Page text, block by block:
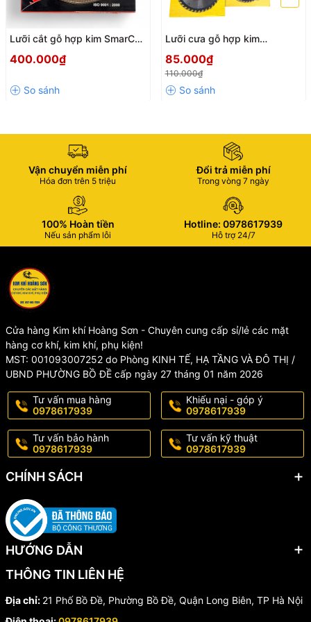
làm hỏng, hoặc qua thời gian sử dụng lâu dài.
#luoicuagoldtol #luoicua #luoicuago #luoicatgo
#luoicuagocongnghiep #luoicuahopkim #luoicatgohopkim
#luoicuadia #luoicatgorangmin #luoicuatron #luoicuabantruot
Lưỡi cắt gỗ hợp kim SmarCuz
100/120 răng, Cưa cắt gỗ
400.000₫
Lưỡi cưa gỗ hợp kim
110mm - 400mm chính hãng,
Lưỡi cắt gỗ cao cấp chịu mài
mòn, đường cắt siêu mịn
85.000₫
110.000₫
Vận chuyển miễn phí
Hóa đơn trên 5 triệu
Đổi trả miễn phí
Trong vòng 7 ngày
100% Hoàn tiền
Nếu sản phẩm lỗi
Hotline: 0978617939
Hỗ trợ 24/7
Cửa hàng Kim khí Hoàng Sơn - Chuyên cung cấp sỉ/lẻ các mặt
hàng cơ khí, kim khí, phụ kiện!
MST: 001093007252 do Phòng KINH TẾ, HẠ TẦNG VÀ ĐÔ THỊ /
UBND PHƯỜNG BỒ ĐỀ cấp ngày 27 tháng 01 năm 2026
Tư vấn mua hàng
0978617939
Khiếu nại - góp ý
0978617939
Tư vấn bảo hành
0978617939
Tư vấn kỹ thuật
0978617939
CHÍNH SÁCH
HƯỚNG DẪN
THÔNG TIN LIÊN HỆ
Địa chỉ: 21 Phố Bồ Đề, Phường Bồ Đề, Quận Long Biên, TP Hà Nội